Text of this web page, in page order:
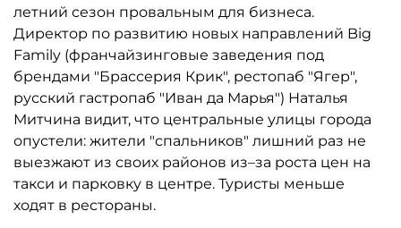
летний сезон провальным для бизнеса.
Директор по развитию новых направлений Big
Family (франчайзинговые заведения под
брендами "Брассерия Крик", рестопаб "Ягер",
русский гастропаб "Иван да Марья") Наталья
Митчина видит, что центральные улицы города
опустели: жители "спальников" лишний раз не
выезжают из своих районов из–за роста цен на
такси и парковку в центре. Туристы меньше
ходят в рестораны.